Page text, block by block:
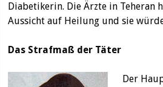
Diabetikerin. Die Ärzte in Teheran
Aussicht auf Heilung und sie
Das Strafmaß der Täter
Der